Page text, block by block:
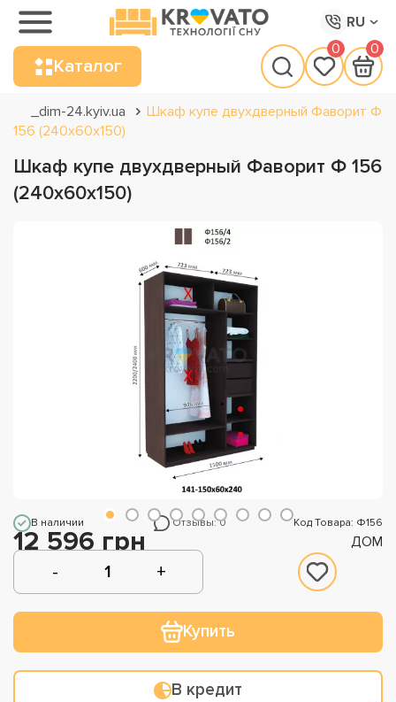
RU
Каталог
0 0
_dim-24.kyiv.ua
Шкаф купе двухдверный Фаворит Ф
156 (240х60х150)
Шкаф купе двухдверный Фаворит Ф 156
(240х60х150)
В наличии Отзывы: 0 Код Товара: Ф156
12 596 грн ДОМ
Купить
В кредит